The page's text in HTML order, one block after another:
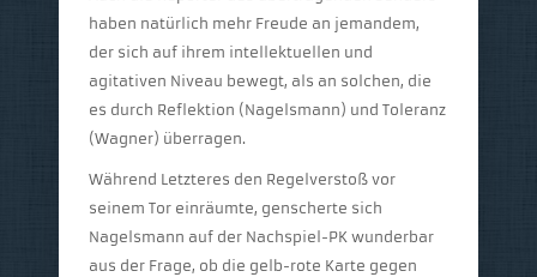
haben natürlich mehr Freude an jemandem,
der sich auf ihrem intellektuellen und
agitativen Niveau bewegt, als an solchen, die
es durch Reflektion (Nagelsmann) und Toleranz
(Wagner) überragen.
Während Letzteres den Regelverstoß vor
seinem Tor einräumte, genscherte sich
Nagelsmann auf der Nachspiel-PK wunderbar
aus der Frage, ob die gelb-rote Karte gegen